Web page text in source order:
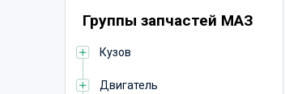
Группы запчастей МАЗ
Кузов
Двигатель